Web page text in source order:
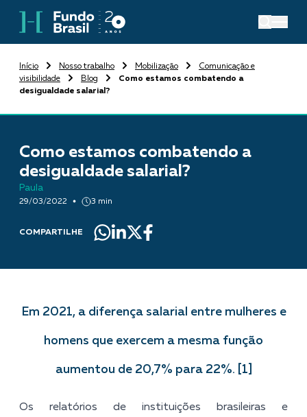
Início Nosso trabalho Mobilização
Comunicação e
visibilidade
Blog
Como estamos combatendo a
desigualdade salarial?
Como estamos combatendo a
desigualdade salarial?
Paula
29/03/2022 3 min
COMPARTILHE
Em 2021, a diferença salarial entre mulheres e
homens que exercem a mesma função
aumentou de 20,7% para 22%. [1]
Os relatórios de instituições brasileiras e